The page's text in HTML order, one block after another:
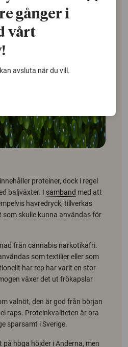
proteiner, dock i regel
baljväxter. I samband med att
havredryck, tillverkas
som skulle kunna användas för
från cannabis narkotikafri.
som textilier eller som
har rep har varit en stor
växer det ut frökapslar
valnöt, den är god från början
raps. Proteinkvaliteten är bra
sparsamt i Sverige.
höga höjder i Anderna, men
gånger i
vårt
avsluta när du vill.